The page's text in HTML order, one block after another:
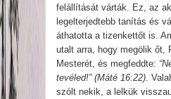
felállítását várták. Ez, az
legelterjedtebb tanítás és
áthatotta a tizenkettőt is.
utalt arra, hogy megölik őt,
Mesterét, és megfeddte:
tevéled!” (Máté 16:22) .
szólt nekik, a lelkük